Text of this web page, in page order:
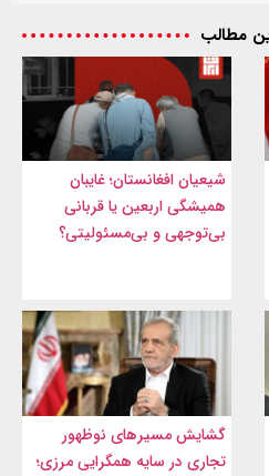
مطالب
شیعیان افغانستان؛ غایبان
همیشگی اربعین یا قربانی
بی‌توجهی و بی‌مسئولیتی؟
گشایش مسیرهای نوظهور
تجاری در سایه همگرایی مرزی؛